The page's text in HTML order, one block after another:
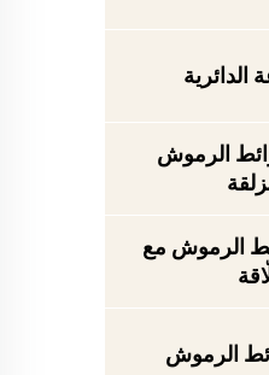
الدائرية
الرموش
الرموش مع